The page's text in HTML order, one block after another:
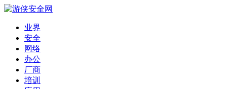
业界
安全
网络
办公
厂商
培训